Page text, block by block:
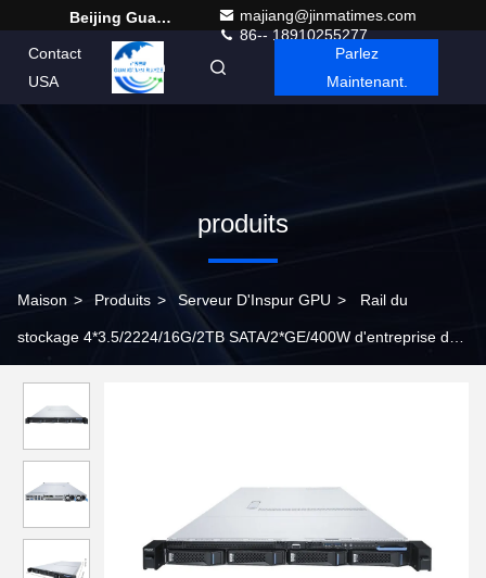
Beijing Guangtian Runze Technology Co., Ltd.
majiang@jinmatimes.com
86-- 18910255277
Contact
USA
French
Parlez
Maintenant.
produits
Maison > Produits > Serveur D'Inspur GPU > Rail du
stockage 4*3.5/2224/16G/2TB SATA/2*GE/400W d'entreprise de